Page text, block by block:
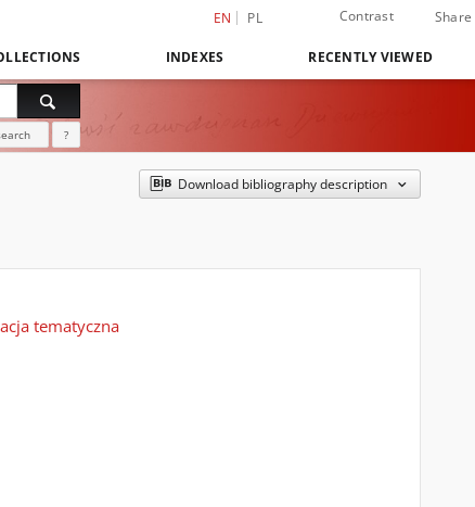
EN PL Contrast Share
INDEXES RECENTLY VIEWED
?
Download bibliography description
tematyczna